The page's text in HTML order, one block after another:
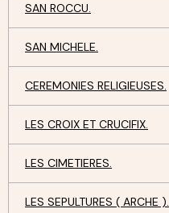
SAN ROCCU.
SAN MICHELE.
CEREMONIES RELIGIEUSES.
LES CROIX ET CRUCIFIX.
LES CIMETIERES.
LES SEPULTURES ( ARCHE ).